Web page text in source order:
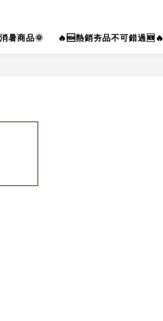
暑商品🌞 🔥🆕熱銷夯品不可錯過🆕🔥